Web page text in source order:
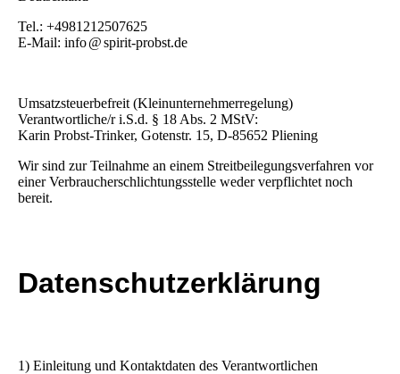
Tel.: +4981212507625
E-Mail: info@spirit-probst.de
Umsatzsteuerbefreit (Kleinunternehmerregelung)
Verantwortliche/r i.S.d. § 18 Abs. 2 MStV:
Karin Probst-Trinker, Gotenstr. 15, D-85652 Pliening
Wir sind zur Teilnahme an einem Streitbeilegungsverfahren vor
einer Verbraucherschlichtungsstelle weder verpflichtet noch
bereit.
Datenschutzerklärung
1) Einleitung und Kontaktdaten des Verantwortlichen